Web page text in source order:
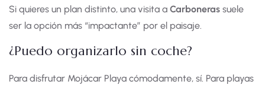
Si quieres un plan distinto, una visita a Carboneras suele
ser la opción más “impactante” por el paisaje.
¿Puedo organizarlo sin coche?
Para disfrutar Mojácar Playa cómodamente, sí. Para playas